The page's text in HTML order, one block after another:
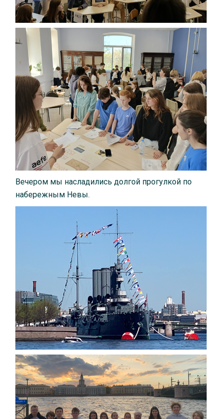
Вечером мы насладились долгой прогулкой по
набережным Невы.